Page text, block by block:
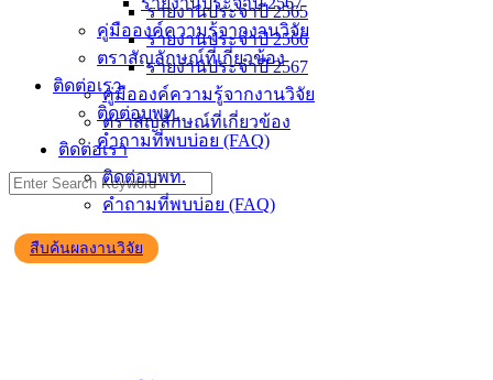
รายงานประจำปี 2565
รายงานประจำปี 2566
รายงานประจำปี 2567
คู่มือองค์ความรู้จากงานวิจัย
ตราสัญลักษณ์ที่เกี่ยวข้อง
ติดต่อเรา
ติดต่อบพท.
คำถามที่พบบ่อย (FAQ)
สืบค้นผลงานวิจัย
คู่มือองค์ความรู้จากงานวิจัย
ตราสัญลักษณ์ที่เกี่ยวข้อง
ติดต่อเรา
ติดต่อบพท.
คำถามที่พบบ่อย (FAQ)